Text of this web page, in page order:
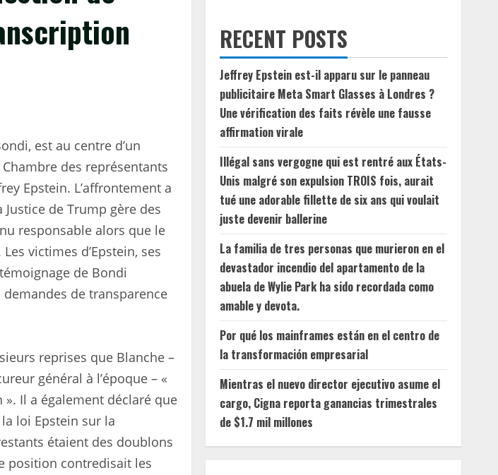
est au centre d’un
des représentants
Epstein. L’affrontement a
de Trump gère des
responsable alors que le
victimes d’Epstein, ses
de Bondi
de transparence
reprises que Blanche –
général à l’époque – «
Il a également déclaré que
loi Epstein sur la
étaient des doublons
position contredisait les
RECENT POSTS
Jeffrey Epstein est-il apparu sur le panneau
publicitaire Meta Smart Glasses à Londres ?
Une vérification des faits révèle une fausse
affirmation virale
Illégal sans vergogne qui est rentré aux États-
Unis malgré son expulsion TROIS fois, aurait
tué une adorable fillette de six ans qui voulait
juste devenir ballerine
La familia de tres personas que murieron en el
devastador incendio del apartamento de la
abuela de Wylie Park ha sido recordada como
amable y devota.
Por qué los mainframes están en el centro de
la transformación empresarial
Mientras el nuevo director ejecutivo asume el
cargo, Cigna reporta ganancias trimestrales
de $1.7 mil millones